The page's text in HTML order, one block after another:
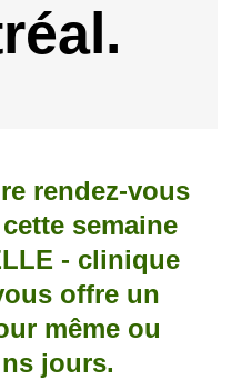
rendez-vous
semaine
- clinique
offre un
même ou
jours.